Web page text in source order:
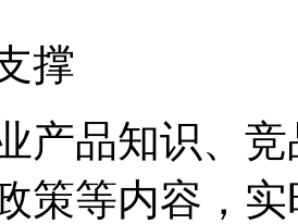
撑
品知识、竞
策等内容，